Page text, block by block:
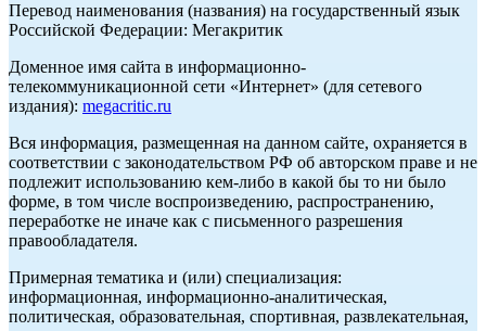
Перевод наименования (названия) на государственный язык
Российской Федерации: Мегакритик
Доменное имя сайта в информационно-
телекоммуникационной сети «Интернет» (для сетевого
издания): megacritic.ru
Вся информация, размещенная на данном сайте, охраняется в
соответствии с законодательством РФ об авторском праве и не
подлежит использованию кем-либо в какой бы то ни было
форме, в том числе воспроизведению, распространению,
переработке не иначе как с письменного разрешения
правообладателя.
Примерная тематика и (или) специализация:
информационная, информационно-аналитическая,
политическая, образовательная, спортивная, развлекательная,